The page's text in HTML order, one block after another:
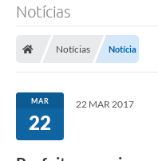
Notícias
Notícias Notícia
MAR
22
22 MAR 2017